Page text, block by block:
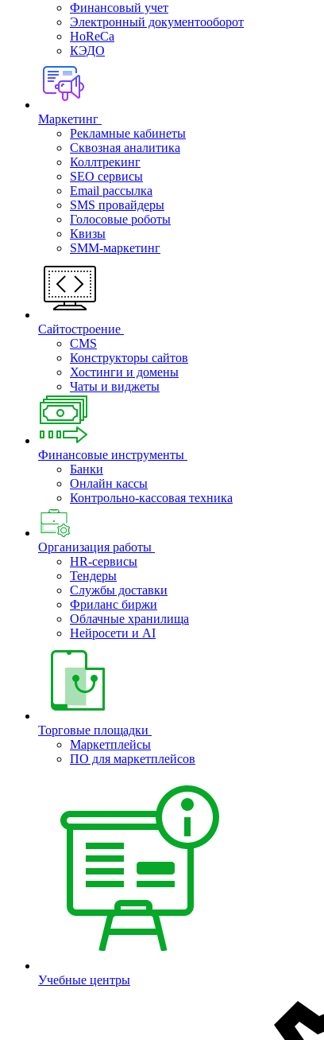
Финансовый учет
Электронный документооборот
HoReCa
КЭДО
Маркетинг
Рекламные кабинеты
Cквозная аналитика
Коллтрекинг
SEO сервисы
Email расcылка
SMS провайдеры
Голосовые роботы
Квизы
SMM-маркетинг
Сайтостроение
CMS
Конструкторы сайтов
Хостинги и домены
Чаты и виджеты
Финансовые инструменты
Банки
Онлайн кассы
Контрольно-кассовая техника
Организация работы
HR-сервисы
Тендеры
Службы доставки
Фриланс биржи
Облачные хранилища
Нейросети и AI
Торговые площадки
Маркетплейсы
ПО для маркетплейсов
Учебные центры